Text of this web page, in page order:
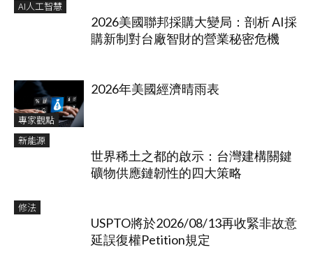
AI人工智慧
2026美國聯邦採購大變局：剖析 AI採
購新制對台廠智財的營業秘密危機
專家觀點
2026年美國經濟晴雨表
新能源
世界稀土之都的啟示：台灣建構關鍵
礦物供應鏈韌性的四大策略
修法
USPTO將於2026/08/13再收緊非故意
延誤復權Petition規定